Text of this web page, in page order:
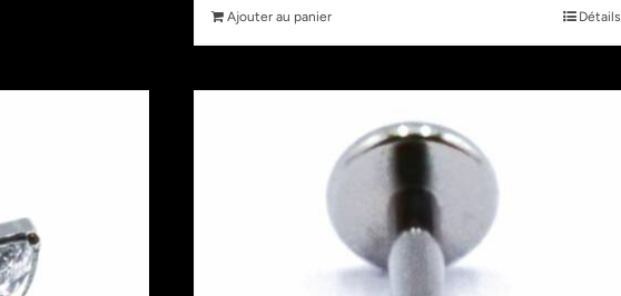
Ajouter au panier Détails